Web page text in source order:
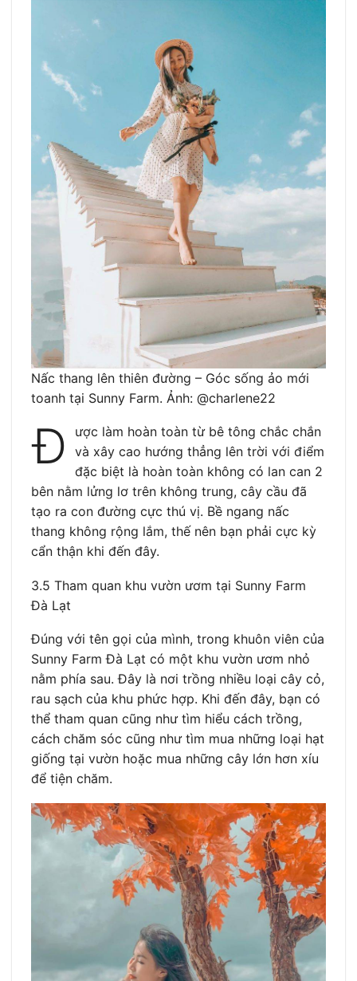
Nấc thang lên thiên đường – Góc sống ảo mới
toanh tại Sunny Farm. Ảnh: @charlene22
Đ
ược làm hoàn toàn từ bê tông chắc chắn
và xây cao hướng thẳng lên trời với điểm
đặc biệt là hoàn toàn không có lan can 2
bên nằm lửng lơ trên không trung, cây cầu đã
tạo ra con đường cực thú vị. Bề ngang nấc
thang không rộng lắm, thế nên bạn phải cực kỳ
cẩn thận khi đến đây.
3.5 Tham quan khu vườn ươm tại Sunny Farm
Đà Lạt
Đúng với tên gọi của mình, trong khuôn viên của
Sunny Farm Đà Lạt có một khu vườn ươm nhỏ
nằm phía sau. Đây là nơi trồng nhiều loại cây cỏ,
rau sạch của khu phức hợp. Khi đến đây, bạn có
thể tham quan cũng như tìm hiểu cách trồng,
cách chăm sóc cũng như tìm mua những loại hạt
giống tại vườn hoặc mua những cây lớn hơn xíu
để tiện chăm.